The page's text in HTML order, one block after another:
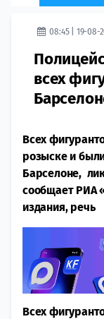
08:45 | 19-08-
всех
Всех
розыске и
Барселоне,
сообщает РИА
издания, речь
Всех